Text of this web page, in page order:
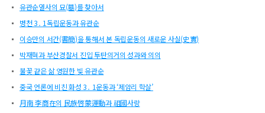
유관순열사의 묘(墓)를 찾아서
병천 3․ 1독립운동과 유관순
이승만의 서간(書簡)을 통해서 본 독립운동의 새로운 사실(史實)
박재혁과 부산경찰서 진입 투탄의거의 성과와 의의
불꽃 같은 삶 영원한 빛 유관순
중국 언론에 비친 화성 3․ 1운동과 ‘제암리 학살’
月南 李商在의 民族啓蒙運動과 祖國사랑